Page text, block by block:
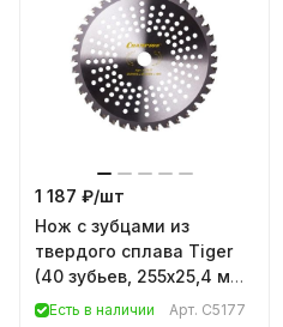
1 187 ₽/шт
Нож с зубцами из
твердого сплава Tiger
(40 зубьев, 255х25,4 мм)
CHAMPION C5177
Есть в наличии Арт. C5177